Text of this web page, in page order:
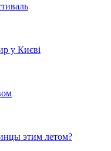
у Києві
этим летом?